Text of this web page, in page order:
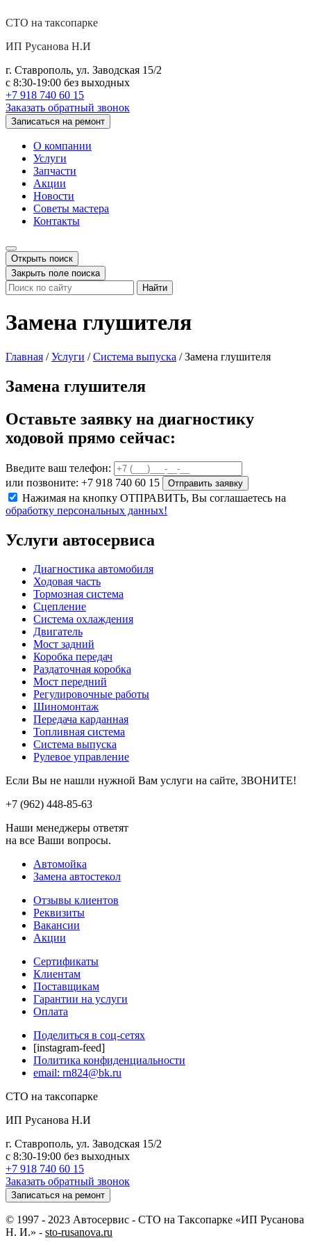
СТО на таксопарке
ИП Русанова Н.И
г. Ставрополь, ул. Заводская 15/2
с 8:30-19:00 без выходных
+7 918 740 60 15
Заказать обратный звонок
Записаться на ремонт
О компании
Услуги
Запчасти
Акции
Новости
Советы мастера
Контакты
Открыть поиск
Закрыть поле поиска
Замена глушителя
Главная /Услуги /Система выпуска /Замена глушителя
Замена глушителя
Оставьте заявку на диагностику
ходовой прямо сейчас:
Введите ваш телефон:
или позвоните: +7 918 740 60 15
Отправить заявку
Нажимая на кнопку ОТПРАВИТЬ, Вы соглашаетесь на
обработку персональных данных!
Услуги автосервиса
Диагностика автомобиля
Ходовая часть
Тормозная система
Сцепление
Система охлаждения
Двигатель
Мост задний
Коробка передач
Раздаточная коробка
Мост передний
Регулировочные работы
Шиномонтаж
Передача карданная
Топливная система
Система выпуска
Рулевое управление
Если Вы не нашли нужной Вам услуги на сайте, ЗВОНИТЕ!
+7 (962) 448-85-63
Наши менеджеры ответят
на все Ваши вопросы.
Автомойка
Замена автостекол
Отзывы клиентов
Реквизиты
Вакансии
Акции
Сертификаты
Клиентам
Поставщикам
Гарантии на услуги
Оплата
Поделиться в соц-сетях
[instagram-feed]
Политика конфиденциальности
email: rn824@bk.ru
СТО на таксопарке
ИП Русанова Н.И
г. Ставрополь, ул. Заводская 15/2
с 8:30-19:00 без выходных
+7 918 740 60 15
Заказать обратный звонок
Записаться на ремонт
© 1997 - 2023 Автосервис - СТО на Таксопарке «ИП Русанова
Н. И.» - sto-rusanova.ru